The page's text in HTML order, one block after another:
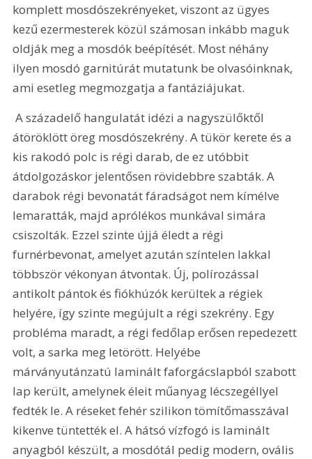
komplett mosdószekrényeket, viszont az ügyes
kezű ezermesterek közül számosan inkább maguk
oldják meg a mosdók beépítését. Most néhány
ilyen mosdó garnitúrát mutatunk be olvasóinknak,
ami esetleg megmozgatja a fantáziájukat.
A századelő hangulatát idézi a nagyszülőktől
átöröklött öreg mosdószekrény. A tükör kerete és a
kis rakodó polc is régi darab, de ez utóbbit
átdolgozáskor jelentősen rövidebbre szabták. A
darabok régi bevonatát fáradságot nem kímélve
lemaratták, majd aprólékos munkával simára
csiszolták. Ezzel szinte újjá éledt a régi
furnérbevonat, amelyet azután színtelen lakkal
többször vékonyan átvontak. Új, polírozással
antikolt pántok és fiókhúzók kerültek a régiek
helyére, így szinte megújult a régi szekrény. Egy
probléma maradt, a régi fedőlap erősen repedezett
volt, a sarka meg letörött. Helyébe
márványutánzatú laminált faforgácslapból szabott
lap került, amelynek éleit műanyag lécszegéllyel
fedték le. A réseket fehér szilikon tömítőmasszával
kikenve tüntették el. A hátsó vízfogó is laminált
anyagból készült, a mosdótál pedig modern, ovális